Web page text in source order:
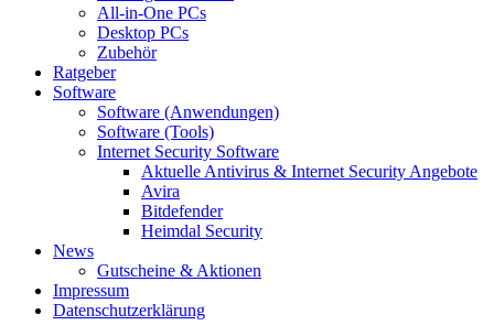
All-in-One PCs
Desktop PCs
Zubehör
Ratgeber
Software
Software (Anwendungen)
Software (Tools)
Internet Security Software
Aktuelle Antivirus & Internet Security Angebote
Avira
Bitdefender
Heimdal Security
News
Gutscheine & Aktionen
Impressum
Datenschutzerklärung